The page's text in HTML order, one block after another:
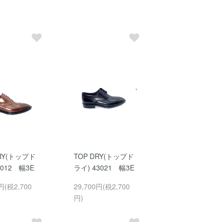
トップド
幅3E
(税2,700
TOP DRY(トップド
ライ) 43021 幅3E
29,700円(税2,700
円)